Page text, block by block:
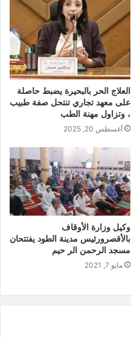
العلاج الحر بالبحيرة يضبط حاصلة
على معهد تجاري تنتحل صفة طبيب
، وتزاول مهنة الطب
أغسطس 20, 2025
وكيل وزارة الأوقاف
بالأقصرورئيس مدينة الطود يفتتحان
مسجد الرحمن الر حيم
مايو 7, 2021